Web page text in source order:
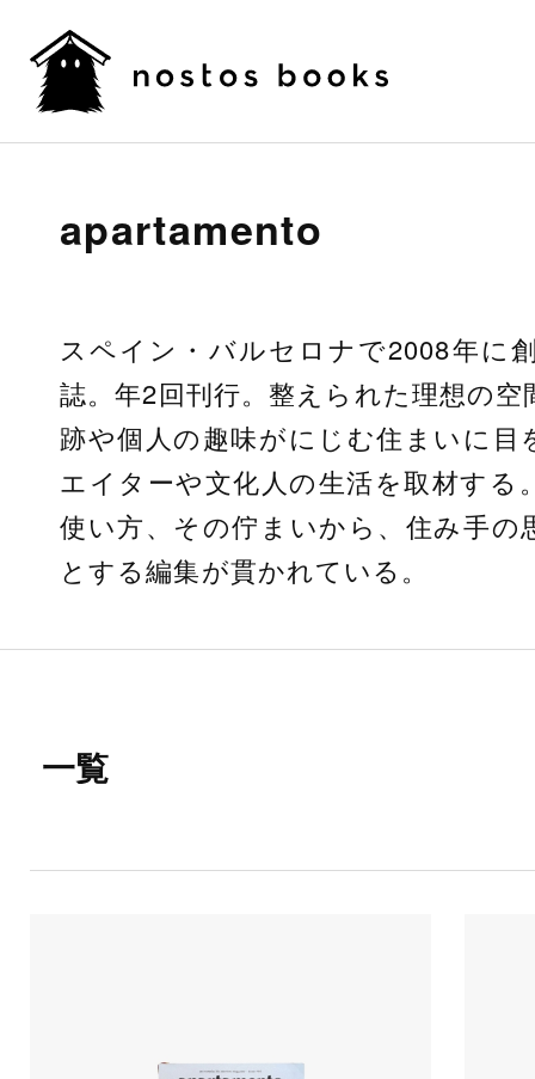
apartamento
スペイン・バルセロナで2008年に
誌。年2回刊行。整えられた理想の
跡や個人の趣味がにじむ住まいに目
エイターや文化人の生活を取材する
使い方、その佇まいから、住み手の
とする編集が貫かれている。
一覧